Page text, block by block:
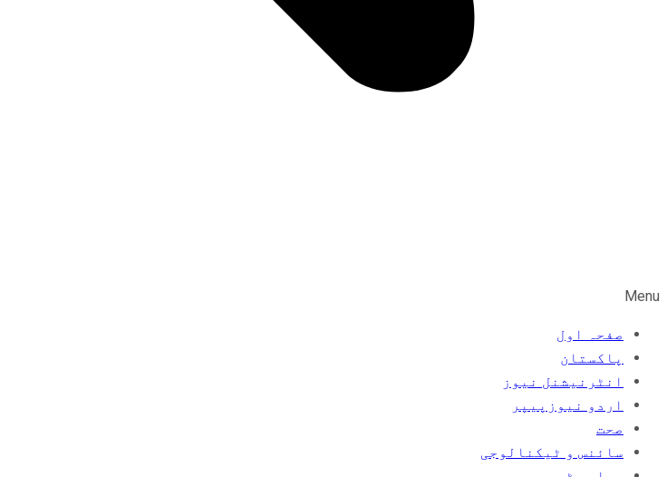
Menu
صفحہ اول
پاکستان
انٹرنیشنل نیوز
اردو نیوزپیپر
صحت
سائنس و ٹیکنالوجی